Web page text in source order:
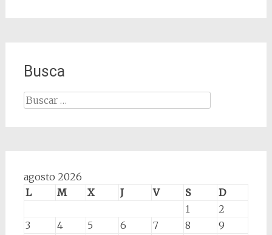
Busca
Buscar:
agosto 2026
L
M X J V S
D
1
2
3
4 5 6 7 8
9